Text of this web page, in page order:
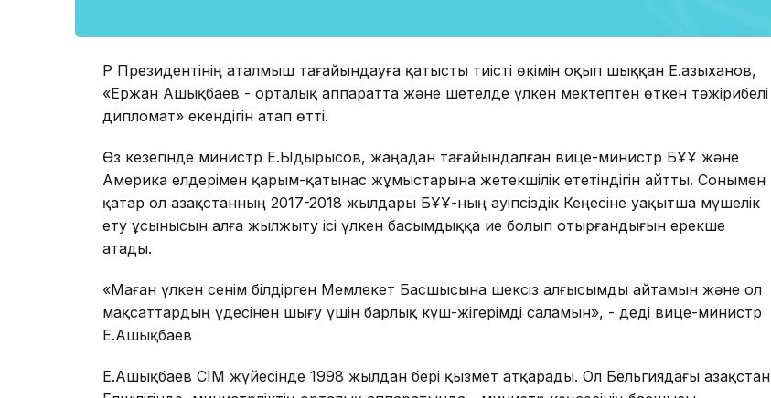
ҚР Президентінің аталмыш тағайындауға қатысты тиісті өкімін оқып шыққан Е.Қазыханов,
«Ержан Ашықбаев - орталық аппаратта және шетелде үлкен мектептен өткен тәжірибелі
дипломат» екендігін атап өтті.
Өз кезегінде министр Е.Ыдырысов, жаңадан тағайындалған вице-министр БҰҰ және
Америка елдерімен қарым-қатынас жұмыстарына жетекшілік ететіндігін айтты. Сонымен
қатар ол Қазақстанның 2017-2018 жылдары БҰҰ-ның Қауіпсіздік Кеңесіне уақытша мүшелік
ету ұсынысын алға жылжыту ісі үлкен басымдыққа ие болып отырғандығын ерекше
атады.
«Маған үлкен сенім білдірген Мемлекет Басшысына шексіз алғысымды айтамын және ол
мақсаттардың үдесінен шығу үшін барлық күш-жігерімді саламын», - деді вице-министр
Е.Ашықбаев
Е.Ашықбаев СІМ жүйесінде 1998 жылдан бері қызмет атқарады. Ол Бельгиядағы Қазақстан